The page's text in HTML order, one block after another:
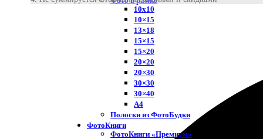
10х10
10×15
13×18
15×15
15×20
20×20
20×30
30×30
30×40
A4
Полоски из ФотоБудки
ФотоКниги
ФотоКниги «Премиум»